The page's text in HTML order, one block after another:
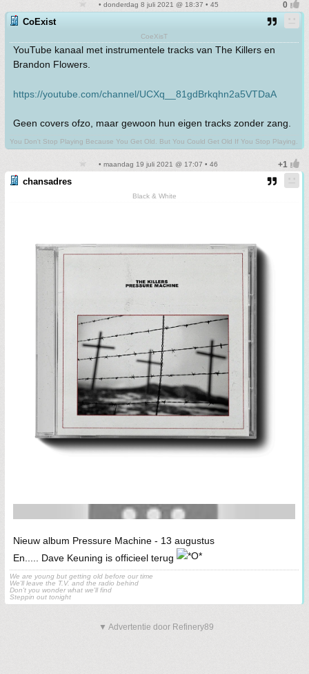
• donderdag 8 juli 2021 @ 18:37 • 45
CoExist
CoeXisT
YouTube kanaal met instrumentele tracks van The Killers en
Brandon Flowers.
https://youtube.com/channel/UCXq__81gdBrkqhn2a5VTDaA
Geen covers ofzo, maar gewoon hun eigen tracks zonder zang.
You Don't Stop Playing Because You Get Old. But You Could Get Old If You Stop Playing.
• maandag 19 juli 2021 @ 17:07 • 46
chansadres
Black & White
Nieuw album Pressure Machine - 13 augustus
En..... Dave Keuning is officieel terug
We are young but getting old before our time
We'll leave the T.V. and the radio behind
Don't you wonder what we'll find
Steppin out tonight
▼ Advertentie door Refinery89